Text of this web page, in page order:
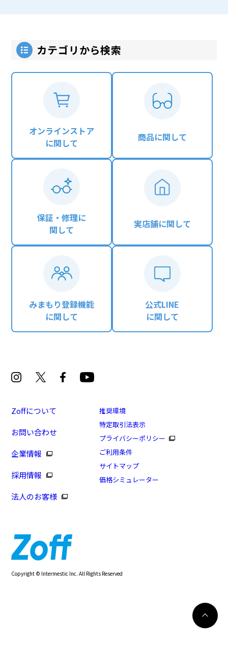
カテゴリから検索
オンラインストア
に関して
商品に関して
保証・修理に
関して
実店舗に関して
みまもり登録機能
に関して
公式LINE
に関して
Zoffについて
お問い合わせ
企業情報
採用情報
法人のお客様
推奨環境
特定取引法表示
プライバシーポリシー
ご利用条件
サイトマップ
価格シミュレーター
Copyright © Intermestic Inc. All Rights Reserved